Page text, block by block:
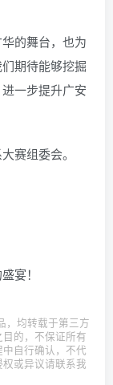
的舞台，也为
期待能够挖掘
一步提升广安
赛组委会。
宴！
，均转载于第三方
的，不保证所有
自行确认，不代
或异议请联系我